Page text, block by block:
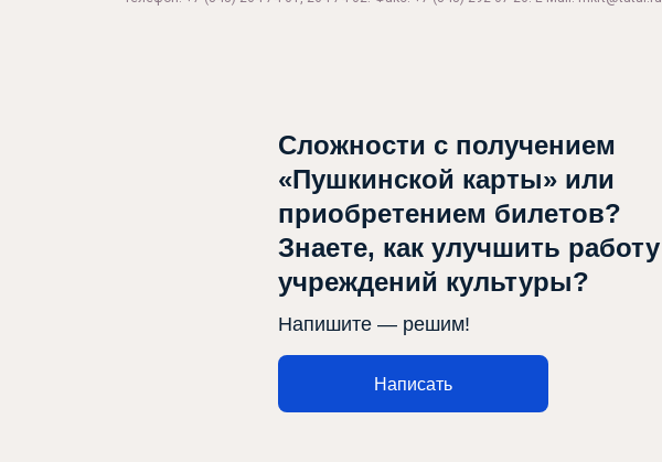
Театр турында
Сложности с получением
«Пушкинской карты» или
приобретением билетов?
Знаете, как улучшить работу
учреждений культуры?
Напишите — решим!
Написать